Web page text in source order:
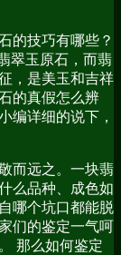
的技巧有哪些？
翠玉原石，而翡
，是美玉和吉祥
的真假怎么辨
编详细的说下，
而远之。一块翡
么品种、成色如
哪个坑口都能脱
们的鉴定一气呵
那么如何鉴定